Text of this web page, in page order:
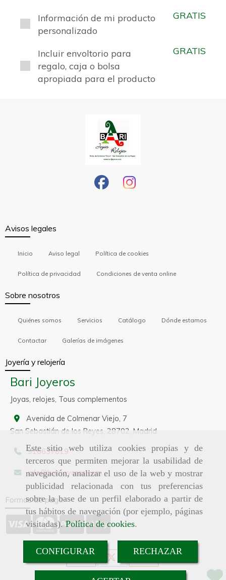
Este sitio web utiliza cookies propias y de
terceros que permiten mejorar la usabilidad de
navegación, analizar el uso de la web y mostrar
publicidad relacionada con tus preferencias
sobre la base de un perfil elaborado a partir de
tus hábitos de navegación (por ejemplo, páginas
visitadas).Política de cookies.
CONFIGURAR RECHAZAR
Información de mi producto
personalizado
GRATIS
Incluir envoltorio para
regalo, caja o bolsa
apropiada para el producto
GRATIS
Avisos legales
Inicio Aviso legal Política de cookies
Política de privacidad Condiciones de venta online
Sobre nosotros
Quiénes somos Servicios Catálogo Dónde estamos
Contactar Galerías de imágenes
Joyería y relojería
Bari Joyeros
Joyas, relojes, Tous complementos
Avenida de Colmenar Viejo, 7
San Sebastián de los Reyes, 28702, Madrid
916637819
info barijoyeros.com
Formas de pago